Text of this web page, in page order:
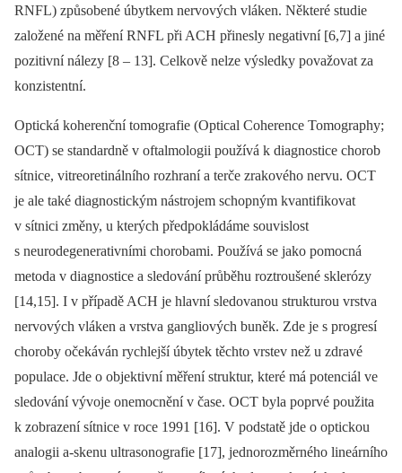
RNFL) způsobené úbytkem nervových vláken. Některé studie
založené na měření RNFL při ACH přinesly negativní [6,7] a jiné
pozitivní nálezy [8 –⁠ 13]. Celkově nelze výsledky považovat za
konzistentní.
Optická koherenční tomografie (Optical Coherence Tomography;
OCT) se standardně v oftalmologii používá k diagnostice chorob
sítnice, vitreoretinálního rozhraní a terče zrakového nervu. OCT
je ale také diagnostickým nástrojem schopným kvantifikovat
v sítnici změny, u kterých předpokládáme souvislost
s neurodegenerativními chorobami. Používá se jako pomocná
metoda v diagnostice a sledování průběhu roztroušené sklerózy
[14,15]. I v případě ACH je hlavní sledovanou strukturou vrstva
nervových vláken a vrstva gangliových buněk. Zde je s progresí
choroby očekáván rychlejší úbytek těchto vrstev než u zdravé
populace. Jde o objektivní měření struktur, které má potenciál ve
sledování vývoje onemocnění v čase. OCT byla poprvé použita
k zobrazení sítnice v roce 1991 [16]. V podstatě jde o optickou
analogii a-skenu ultrasonografie [17], jednorozměrného lineárního